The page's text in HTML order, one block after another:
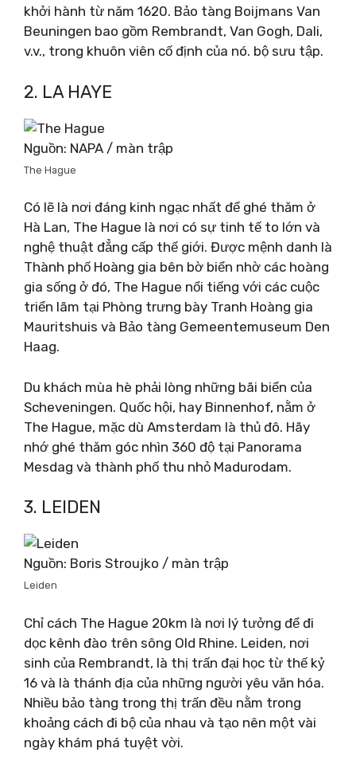
khởi hành từ năm 1620. Bảo tàng Boijmans Van
Beuningen bao gồm Rembrandt, Van Gogh, Dali,
v.v., trong khuôn viên cố định của nó. bộ sưu tập.
2. LA HAYE
Nguồn: NAPA / màn trập
The Hague
Có lẽ là nơi đáng kinh ngạc nhất để ghé thăm ở
Hà Lan, The Hague là nơi có sự tinh tế to lớn và
nghệ thuật đẳng cấp thế giới. Được mệnh danh là
Thành phố Hoàng gia bên bờ biển nhờ các hoàng
gia sống ở đó, The Hague nổi tiếng với các cuộc
triển lãm tại Phòng trưng bày Tranh Hoàng gia
Mauritshuis và Bảo tàng Gemeentemuseum Den
Haag.
Du khách mùa hè phải lòng những bãi biển của
Scheveningen. Quốc hội, hay Binnenhof, nằm ở
The Hague, mặc dù Amsterdam là thủ đô. Hãy
nhớ ghé thăm góc nhìn 360 độ tại Panorama
Mesdag và thành phố thu nhỏ Madurodam.
3. LEIDEN
Nguồn: Boris Stroujko / màn trập
Leiden
Chỉ cách The Hague 20km là nơi lý tưởng để đi
dọc kênh đào trên sông Old Rhine. Leiden, nơi
sinh của Rembrandt, là thị trấn đại học từ thế kỷ
16 và là thánh địa của những người yêu văn hóa.
Nhiều bảo tàng trong thị trấn đều nằm trong
khoảng cách đi bộ của nhau và tạo nên một vài
ngày khám phá tuyệt vời.